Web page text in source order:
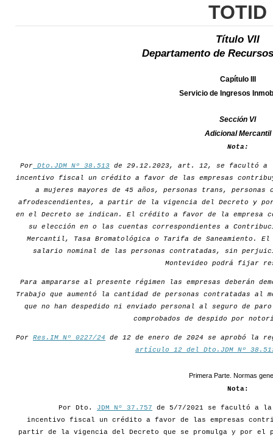
TOTID
Título VII
Departamento de
Capítulo III
Servicio de Ingresos
Sección VI
Adicional Mercantil
Nota:
Por Dto.JDM Nº 38.513 de 29.12.2023, art. 12, se facultó a
incentivo fiscal un crédito a favor de las empresas
a mujeres mayores de 45 años, personas trans,
afrodescendientes, a partir de la vigencia del Decreto y
en el Decreto se indican. El crédito a favor de la empresa
su elección en o las cuentas correspondientes a
Mercantil, Tasa Bromatológica o Tarifa de Saneamiento.
salario nominal de las personas contratadas, sin
Montevideo podrá fijar
Para ampararse al presente régimen las empresas deberán
Trabajo que aumentó la cantidad de personas contratadas
que no han despedido ni enviado personal al seguro de
comprobados de despido por
Por Res.IM Nº 0227/24 de 12 de enero de 2024 se aprobó la
artículo 12 del Dto.JDM Nº
Primera Parte. Normas
Nota:
Por Dto. JDM Nº 37.757 de 5/7/2021 se facultó a la
incentivo fiscal un crédito a favor de las empresas
partir de la vigencia del Decreto que se promulga y por el